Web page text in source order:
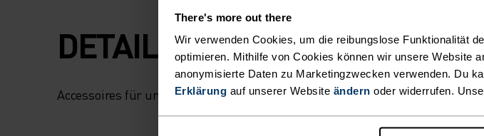
There's more out there
Wir verwenden Cookies, um die reibungslose Funktionalität
optimieren. Mithilfe von Cookies können wir unsere Website
anonymisierte Daten zu Marketingzwecken verwenden. Du
Erklärung auf unserer Website ändern oder widerrufen.
DETAILS, DIE DEN
Accessoires für unvergessliche Abenteuer.